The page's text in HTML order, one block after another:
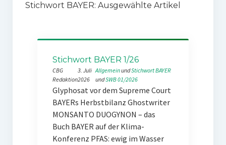
Stichwort BAYER: Ausgewählte Artikel
Stichwort BAYER 1/26
CBG
Redaktion
3. Juli
2026
Allgemein und Stichwort BAYER
und SWB 01/2026
Glyphosat vor dem Supreme Court
BAYERs Herbstbilanz Ghostwriter
MONSANTO DUOGYNON – das
Buch BAYER auf der Klima-
Konferenz PFAS: ewig im Wasser